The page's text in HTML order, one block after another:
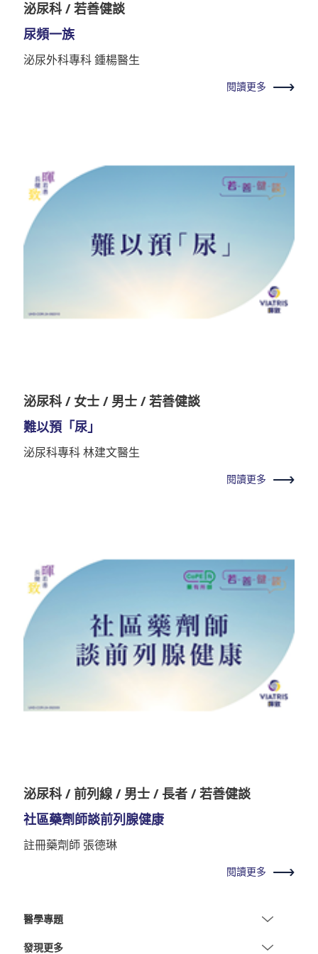
泌尿科 / 若善健談
尿頻一族
泌尿外科專科 鍾楊醫生
閱讀更多
泌尿科 / 女士 / 男士 / 若善健談
難以預「尿」
泌尿科專科 林建文醫生
閱讀更多
泌尿科 / 前列線 / 男士 / 長者 / 若善健談
社區藥劑師談前列腺健康
註冊藥劑師 張德琳
閱讀更多
醫學專題
發現更多